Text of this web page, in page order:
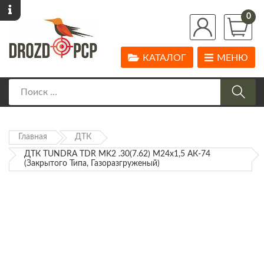
0
МЕНЮ
КАТАЛОГ
Главная ДТК
ДТК TUNDRA TDR MK2 .30(7.62) М24х1,5 АК-74
(закрытого Типа, Газоразгруженый)